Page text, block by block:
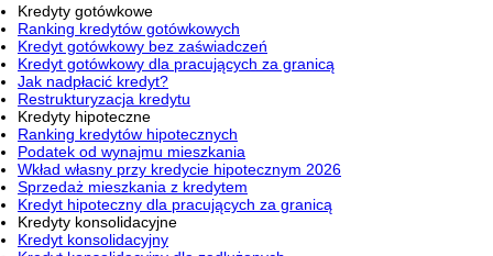
Kredyty gotówkowe
Ranking kredytów gotówkowych
Kredyt gotówkowy bez zaświadczeń
Kredyt gotówkowy dla pracujących za granicą
Jak nadpłacić kredyt?
Restrukturyzacja kredytu
Kredyty hipoteczne
Ranking kredytów hipotecznych
Podatek od wynajmu mieszkania
Wkład własny przy kredycie hipotecznym 2026
Sprzedaż mieszkania z kredytem
Kredyt hipoteczny dla pracujących za granicą
Kredyty konsolidacyjne
Kredyt konsolidacyjny